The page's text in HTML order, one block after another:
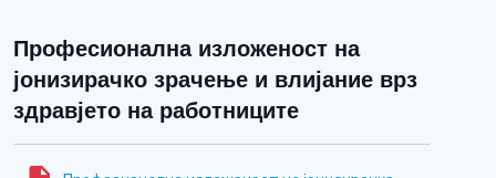
Професионална изложеност на
јонизирачко зрачење и влијание врз
здравјето на работниците